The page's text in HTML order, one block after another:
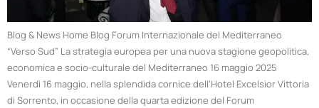
Blog & News Home Blog Forum Internazionale del Mediterraneo
“Verso Sud” La strategia europea per una nuova stagione geopolitica,
economica e socio-culturale del Mediterraneo 16 maggio 2025
Venerdì 16 maggio, nella splendida cornice dell’Hotel Excelsior Vittoria
di Sorrento, in occasione della quarta edizione del Forum